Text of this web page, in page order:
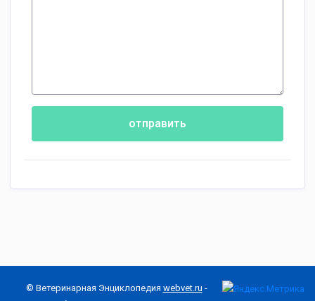
отправить
© Ветеринарная Энциклопедия webvet.ru -